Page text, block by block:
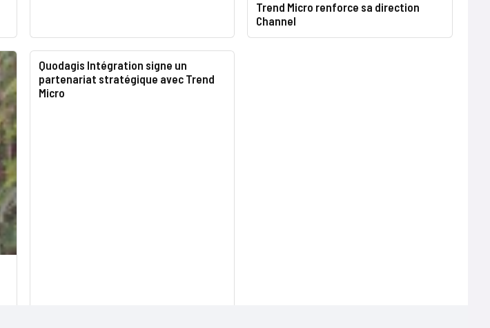
Trend Micro renforce sa direction
Channel
Quodagis Intégration signe un
partenariat stratégique avec Trend
Micro